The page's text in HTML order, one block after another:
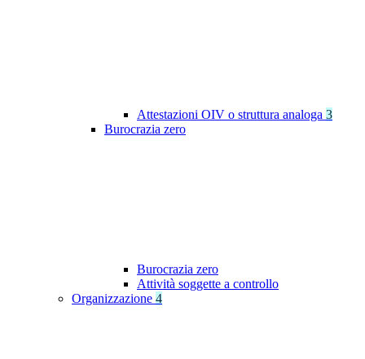
Attestazioni OIV o struttura analoga 3
Burocrazia zero
Burocrazia zero
Attività soggette a controllo
Organizzazione 4